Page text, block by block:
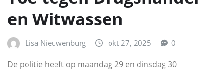
en Witwassen
Lisa Nieuwenburg okt 27, 2025 0
De politie heeft op maandag 29 en dinsdag 30